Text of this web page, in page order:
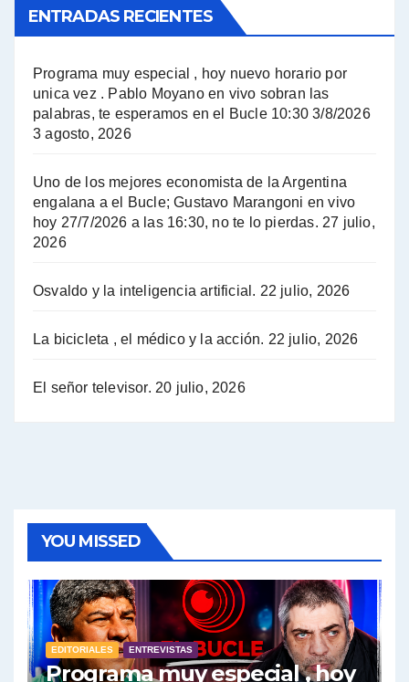
A mayor poder al empresariado le cuesta encontrar resistencia - Jose Urtubey con Jorge Gres
Hugo Yasky : Día de la Militancia - Hugo Yasky con Jorge Gres
Hugo Yasky sobre la Coordinadora de las Industrias de Productos Alimenticios (COPAL) - Hugo Yasky con Jorge Gres
Pablo Moyano sobre el espionaje: "Estos personajes siniestros han hecho mucho daño" - Pablo Moyano con Jorge Gres
Raúl Timerman: sobre la defensa de los Senadores de JxC al acuerdo con el FMI - Raúl Timerman con Jorge Gres
Roberto Salvarezza: debate sobre las vacunas - Roberto Salvarezza con Jorge Gres
Salvarezza : la influencia de los Medios de Comunicación en el debate sobre las vacunas - Roberto Salvarezza con Jorge Gres
ENTRADAS RECIENTES
Programa muy especial , hoy nuevo horario por
unica vez . Pablo Moyano en vivo sobran las
palabras, te esperamos en el Bucle 10:30 3/8/2026
3 agosto, 2026
Uno de los mejores economista de la Argentina
engalana a el Bucle; Gustavo Marangoni en vivo
hoy 27/7/2026 a las 16:30, no te lo pierdas. 27 julio,
2026
Osvaldo y la inteligencia artificial. 22 julio, 2026
La bicicleta , el médico y la acción. 22 julio, 2026
El señor televisor. 20 julio, 2026
YOU MISSED
EDITORIALES ENTREVISTAS
Programa muy especial , hoy